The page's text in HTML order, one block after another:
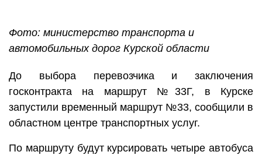
Фото: министерство транспорта и
автомобильных дорог Курской области
До выбора перевозчика и заключения
госконтракта на маршрут №33Г, в Курске
запустили временный маршрут №33, сообщили в
областном центре транспортных услуг.
По маршруту будут курсировать четыре автобуса